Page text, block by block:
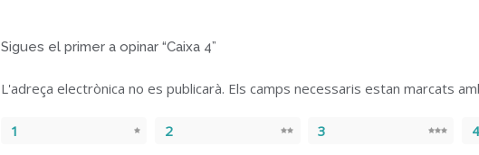
Sigues el primer a opinar “Caixa 4”
L'adreça electrònica no es publicarà. Els camps necessaris estan marcats
1 2 3 4